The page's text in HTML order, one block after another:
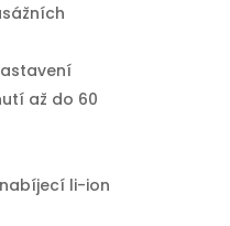
až do 60
li-ion